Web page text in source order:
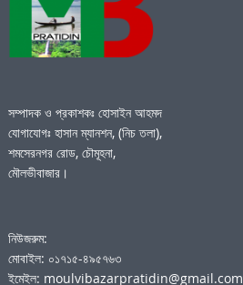
সম্পাদক ও প্রকাশকঃ হোসাইন আহমদ
যোগাযোগঃ হাসান ম্যানশন, (নিচ তলা),
শমসেরনগর রোড, চৌমূহনা,
মৌলভীবাজার।
নিউজরুম:
মোবাইল: ০১৭১৫-৪৯৫৭৬৩
ইমেইল: moulvibazarpratidin@gmail.com